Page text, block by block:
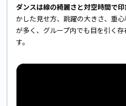
ダンスは線の綺麗さと対空時間で
かした見せ方、跳躍の大きさ、重
が多く、グループ内でも目を引く
す。